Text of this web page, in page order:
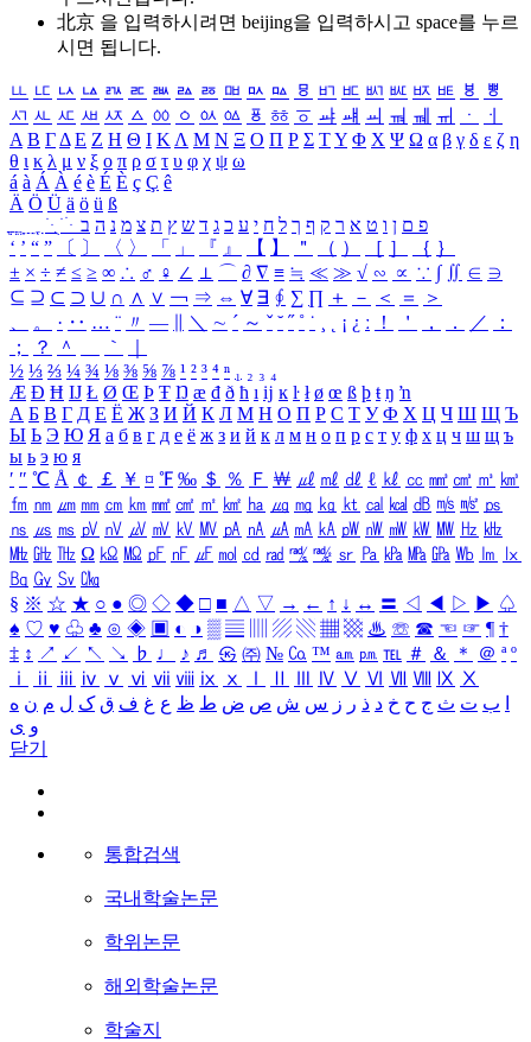
北京 을 입력하시려면 beijing을 입력하시고 space를 누르
시면 됩니다.
ㅥ ㅦ ㅧ ㅨ ㅩ ㅪ ㅫ ㅬ ㅭ ㅮ ㅯ ㅰ ㅱ ㅲ ㅳ ㅴ ㅵ ㅶ ㅷ ㅸ
ㅹ
ㅺ ㅻ ㅼ ㅽ ㅾ ㅿ ㆀ ㆁ ㆂ ㆃ ㆄ ㆅ ㆆ ㆇ ㆈ ㆉ ㆊ ㆋ ㆌ ㆍ
ㆎ
Α Β ΓΔ Ε Ζ Η Θ Ι ΚΛ Μ Ν Ξ Ο Π Ρ Σ ΤΥ Φ Χ Ψ Ω α β γ δ ε ζ η
θ ι κ λ μ ν ξ ο π ρ σ τ υ φ χ ψ ω
á à Á À é è É È ç Ç ê
Ä Ö Ü ä ö ü ß
ִֶֹ ֻּ ׁׂ פ ם ן ו ט א ר ק ף ך ל ח י ע כ ג ד ש ץ ת צ מ נ ה ב
‘ ’ “ ” 〔 〕 〈 〉 「 」 『 』 【 】 ＂ （ ） ［ ］ ｛ ｝
± × ÷ ≠ ≤ ≥ ∞ ∴ ♂ ♀ ∠ ⊥ ⌒ ∂ ∇ ≡ ≒ ≪ ≫ √ ∽ ∝ ∵ ∫ ∬ ∈ ∋
⊆ ⊇ ⊂ ⊃ ∪ ∩ ∧ ∨ ￢ ⇒ ⇔ ∀ ∃ ∮ ∑ ∏ ＋ － ＜ ＝
＞
、
。 · ‥ … ¨ 〃 ― ＼ ∼ ´ ～ ˇ ˘ ˝ ˚ ˙ ¸ ¡ ¿ ː ！ ＇ ， ． ／
：
；
？ ＾ ｀
½ ⅓ ⅔ ¼ ¾ ⅛ ⅜ ⅝ ⅞ ¹ ² ³ ⁴ ⁿ ₁ ₂ ₃ ₄
Æ Ð Ħ Ĳ Ł Ø Œ Þ Ŧ Ŋ æ đ ð ħ ı ĳ ĸ ŀ ł ø œ ß þ ŧ ŋ ŉ
А Б В Г Д Е Ё Ж З И Й К Л М Н О П Р С Т У Ф Х Ц Ч Ш Щ Ъ
Ы Ь Э Ю Я а б в г д е ё ж з и й к л м н о п р с т у ф х ц ч ш щ ъ
ы ь э ю я
′ ″ ℃ Å ￠ ￡ ￥ ¤ ℉ ‰ ＄ ％ Ｆ ￦ ㎕ ㎖ ㎗ ℓ ㎘ ㏄ ㎣ ㎤ ㎥ ㎦
㎙ ㎚ ㎛ ㎜ ㎝ ㎞ ㎟ ㎠ ㎡ ㎢ ㏊ ㎍ ㎎ ㎏ ㏏ ㎈ ㎉ ㏈ ㎧ ㎨ ㎰
㎱ ㎲ ㎳ ㎴ ㎵ ㎶ ㎷ ㎸ ㎹ ㎀ ㎁ ㎂ ㎃ ㎄ ㎺ ㎻ ㎽ ㎾ ㎿ ㎐ ㎑
㎒ ㎓ ㎔ Ω ㏀ ㏁ ㎊ ㎋ ㎌ ㏖ ㏅ ㎭ ㎮ ㎯ ㏛ ㎩ ㎪ ㎫ ㎬ ㏝ ㏐
㏓
㏃ ㏉ ㏜ ㏆
§ ※ ☆ ★ ○ ● ◎ ◇ ◆ □ ■ △ ▽ → ← ↑ ↓ ↔ 〓 ◁ ◀ ▷ ▶ ♤
♠ ♡ ♥ ♧ ♣ ⊙ ◈ ▣ ◐ ◑ ▒ ▤ ▨ ▧ ▦ ▩ ♨ ☏ ☎ ☜ ☞ ¶ †
‡ ↕ ↗ ↙ ↖ ↘ ♭ ♩ ♪ ♬ ㉿ ㈜ № ㏇ ™ ㏂ ㏘ ℡ ＃ ＆ ＊ ＠ ª º
ⅰ
ⅱ ⅲ ⅳ ⅴ ⅵ ⅶ ⅷ ⅸ ⅹ Ⅳ Ⅴ Ⅵ Ⅶ Ⅷ Ⅸ Ⅹ
ب ت ث ج ح خ د ذ ر ز س ش ص ض ط ظ ع غ ف ق ک ل م ن ه
و ی
닫기
통합검색
국내학술논문
학위논문
해외학술논문
학술지